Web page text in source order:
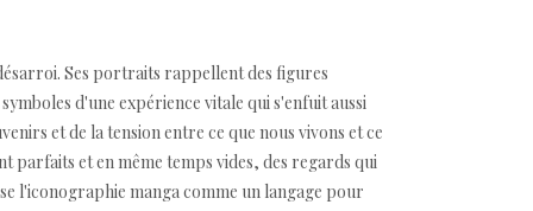
Ses portraits rappellent des figures
d'une expérience vitale qui s'enfuit aussi
et de la tension entre ce que nous vivons et ce
parfaits et en même temps vides, des regards qui
l'iconographie manga comme un langage pour